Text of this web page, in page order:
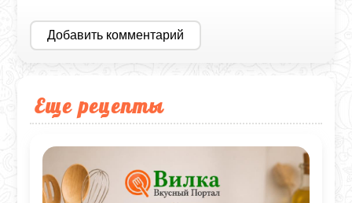
Добавить комментарий
Еще рецепты